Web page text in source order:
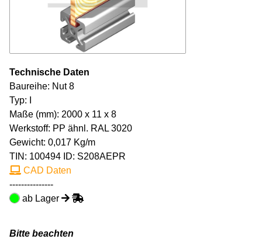
Technische Daten
Baureihe: Nut 8
Typ: I
Maße (mm): 2000 x 11 x 8
Werkstoff: PP ähnl. RAL 3020
Gewicht: 0,017 Kg/m
TIN: 100494 ID: S208AEPR
CAD Daten
---------------
ab Lager
Bitte beachten